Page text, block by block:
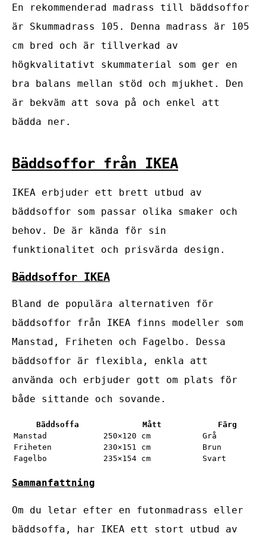
En rekommenderad madrass till bäddsoffor
är Skummadrass 105. Denna madrass är 105
cm bred och är tillverkad av
högkvalitativt skummaterial som ger en
bra balans mellan stöd och mjukhet. Den
är bekväm att sova på och enkel att
bädda ner.
Bäddsoffor från IKEA
IKEA erbjuder ett brett utbud av
bäddsoffor som passar olika smaker och
behov. De är kända för sin
funktionalitet och prisvärda design.
Bäddsoffor IKEA
Bland de populära alternativen för
bäddsoffor från IKEA finns modeller som
Manstad, Friheten och Fagelbo. Dessa
bäddsoffor är flexibla, enkla att
använda och erbjuder gott om plats för
både sittande och sovande.
Bäddsoffa Mått
Färg
Manstad
250×120 cm
Grå
Friheten
230×151 cm
Brun
Fagelbo
235×154 cm Svart
Sammanfattning
Om du letar efter en futonmadrass eller
bäddsoffa, har IKEA ett stort utbud av